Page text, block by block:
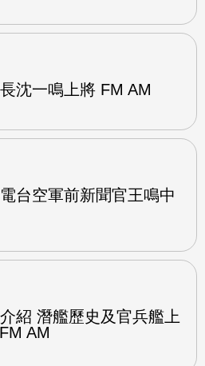
沈一鳴上將 FM AM
台空軍前新聞官王鳴中
紹 潛艦歷史及官兵艦上
AM